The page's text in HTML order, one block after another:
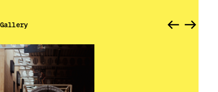
Gallery arrow_right_alt arrow_right_alt